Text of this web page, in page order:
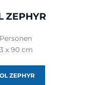
ZEPHYR
x 90 cm
ZEPHYR